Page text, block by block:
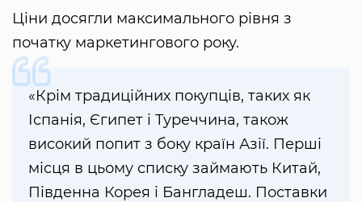
Ціни досягли максимального рівня з
початку маркетингового року.
«Крім традиційних покупців, таких як
Іспанія, Єгипет і Туреччина, також
високий попит з боку країн Азії. Перші
місця в цьому списку займають Китай,
Південна Корея і Бангладеш. Поставки